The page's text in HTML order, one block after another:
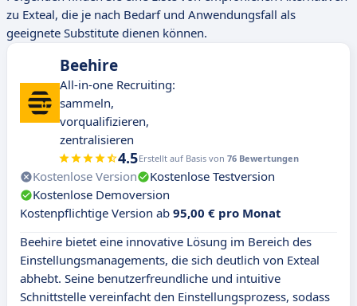
zu Exteal, die je nach Bedarf und Anwendungsfall als
geeignete Substitute dienen können.
Beehire
All-in-one Recruiting:
sammeln,
vorqualifizieren,
zentralisieren
4.5Erstellt auf Basis von 76 Bewertungen
Kostenlose Version
Kostenlose Testversion
Kostenlose Demoversion
Kostenpflichtige Version ab 95,00 € pro Monat
Beehire bietet eine innovative Lösung im Bereich des
Einstellungsmanagements, die sich deutlich von Exteal
abhebt. Seine benutzerfreundliche und intuitive
Schnittstelle vereinfacht den Einstellungsprozess, sodass